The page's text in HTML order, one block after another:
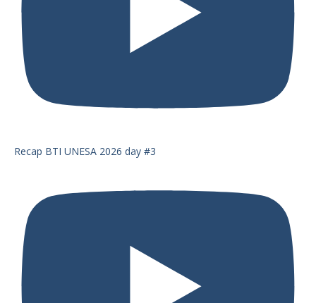
Recap BTI UNESA 2026 day #3